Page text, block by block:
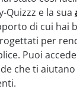
Quizzz e la sua
di cui hai
per
Puoi
che ti